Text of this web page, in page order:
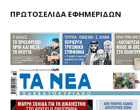
ΠΡΩΤΟΣΕΛΙΔΑ ΕΦΗΜΕΡΙΔΩΝ